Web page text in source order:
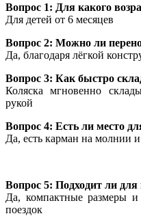
Вопрос 1: Для какого
Для детей от 6 месяцев
Вопрос 2: Можно ли
Да, благодаря лёгкой
Вопрос 3: Как быстро
Коляска мгновенно
рукой
Вопрос 4: Есть ли место
Да, есть карман на молнии
Вопрос 5: Подходит ли
Да, компактные размеры и
поездок